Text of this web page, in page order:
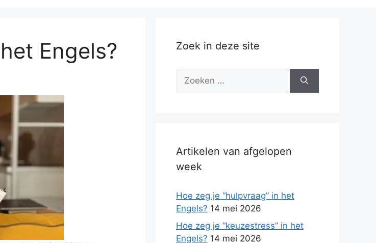
Engels? Zoek in deze site
Zoek
Artikelen van afgelopen
week
Hoe zeg je “hulpvraag” in het
Engels? 14 mei 2026
Hoe zeg je “keuzestress” in het
Engels? 14 mei 2026